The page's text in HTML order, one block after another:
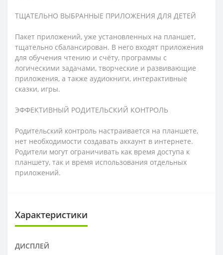
ТЩАТЕЛЬНО ВЫБРАННЫЕ ПРИЛОЖЕНИЯ ДЛЯ ДЕТЕЙ
Пакет приложений, уже установленных на планшет,
тщательно сбалансирован. В него входят приложения
для обучения чтению и счёту, программы с
логическими задачами, творческие и развивающие
приложения, а также аудиокниги, интерактивные
сказки, игры.
ЭФФЕКТИВНЫЙ РОДИТЕЛЬСКИЙ КОНТРОЛЬ
Родительский контроль настраивается на планшете,
нет необходимости создавать аккаунт в интернете.
Родители могут ограничивать как время доступа к
планшету, так и время использования отдельных
приложений.
Характеристики
ДИСПЛЕЙ